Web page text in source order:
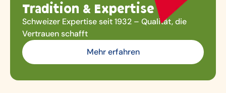
Tradition & Expertise
Schweizer Expertise seit 1932 – Qualität, die
Vertrauen schafft
Mehr erfahren